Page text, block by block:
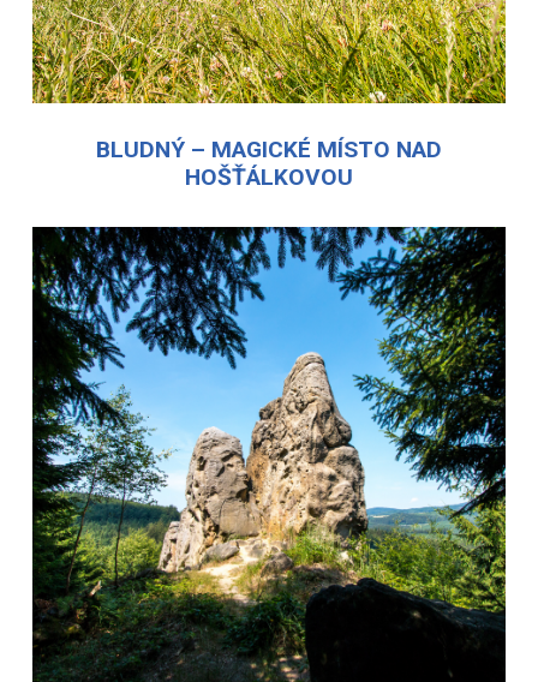
BLUDNÝ – MAGICKÉ MÍSTO NAD
HOŠŤÁLKOVOU